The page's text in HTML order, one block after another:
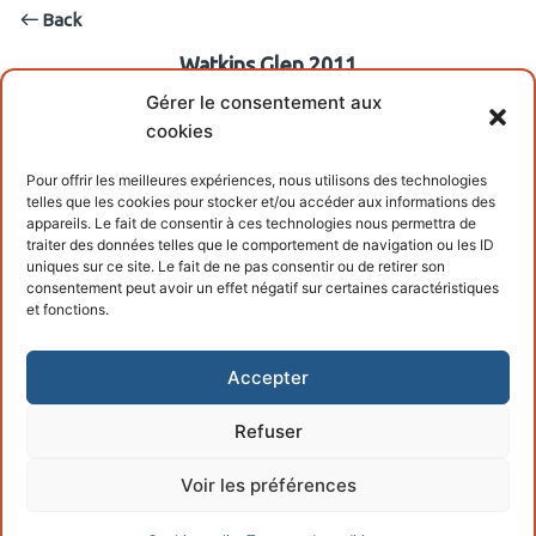
Gérer le consentement aux
cookies
Pour offrir les meilleures expériences, nous utilisons des technologies
telles que les cookies pour stocker et/ou accéder aux informations des
appareils. Le fait de consentir à ces technologies nous permettra de
traiter des données telles que le comportement de navigation ou les ID
uniques sur ce site. Le fait de ne pas consentir ou de retirer son
consentement peut avoir un effet négatif sur certaines caractéristiques
et fonctions.
Accepter
Refuser
Voir les préférences
Back
Watkins Glen 2011
Copyright © 2026 – Powered byCustomify